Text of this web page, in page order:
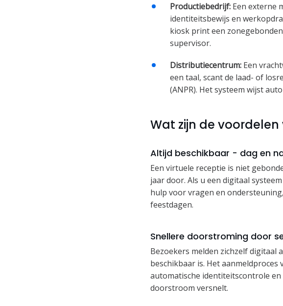
Productiebedrijf: Een externe
identiteitsbewijs en
kiosk print een
supervisor.
Distributiecentrum: Een
een taal, scant de laad- of
(ANPR). Het systeem wijst
Wat zijn de
Altijd beschikbaar - dag en
Een virtuele receptie is niet
jaar door. Als u een digitaal
hulp voor vragen en
feestdagen.
Snellere doorstroming door
Bezoekers melden zichzelf
beschikbaar is. Het
automatische identiteitscontrole
doorstroom versnelt.